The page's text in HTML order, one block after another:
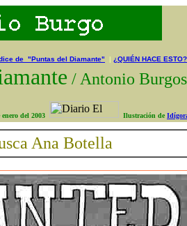
de "Puntas del Diamante" | ¿QUIÉN HACE ESTO?
/ Antonio
del 2003 Ilustración de
Ana Botella